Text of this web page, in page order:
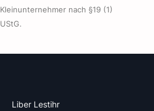
Kleinunternehmer nach §19 (1)
UStG.
Liber Lestihr